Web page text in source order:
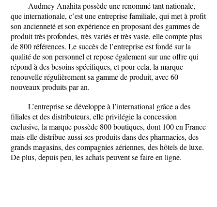
Audmey Anahita possède une renommé tant nationale,
que internationale, c’est une entreprise familiale, qui met à profit
son ancienneté et son expérience en proposant des gammes de
produit très profondes, très variés et très vaste, elle compte plus
de 800 références. Le succès de l’entreprise est fondé sur la
qualité de son personnel et repose également sur une offre qui
répond à des besoins spécifiques, et pour cela, la marque
renouvelle régulièrement sa gamme de produit, avec 60
nouveaux produits par an.
L’entreprise se développe à l’international grâce a des
filiales et des distributeurs, elle privilégie la concession
exclusive, la marque possède 800 boutiques, dont 100 en France
mais elle distribue aussi ses produits dans des pharmacies, des
grands magasins, des compagnies aériennes, des hôtels de luxe.
De plus, depuis peu, les achats peuvent se faire en ligne.